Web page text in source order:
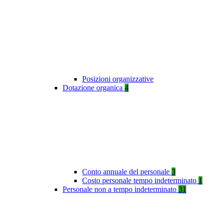
Posizioni organizzative
Dotazione organica 4
Conto annuale del personale 3
Costo personale tempo indeterminato 1
Personale non a tempo indeterminato 31